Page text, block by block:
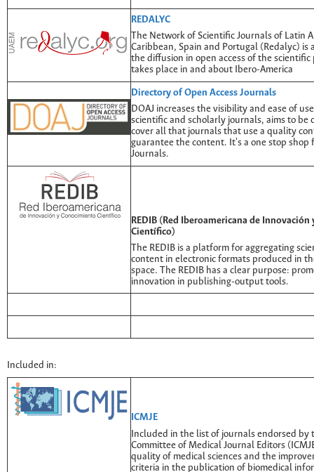
REDALYC
The Network of Scientific Journals of Latin
Caribbean, Spain and Portugal (Redalyc) is
the diffusion in open access of the
takes place in and about Ibero-America
Directory of Open Access Journals
DOAJ increases the visibility and ease of
scientific and scholarly journals, aims to be
cover all that journals that use a quality
guarantee the content. It's a one stop shop
Journals.
REDIB (Red Iberoamericana de
Científico)
The REDIB is a platform for aggregating
content in electronic formats produced in
space. The REDIB has a clear purpose:
innovation in publishing-output tools.
Included in:
ICMJE
Included in the list of journals endorsed
Committee of Medical Journal Editors
quality of medical sciences and the
criteria in the publication of biomedical